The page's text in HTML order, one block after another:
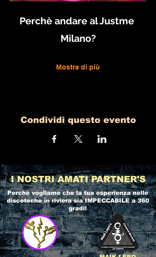
Perchè andare al Justme
Milano?
Mostra di più
Condividi questo evento
I NOSTRI AMATI PARTNER'S
Perchè vogliamo che la tua esperienza nelle
discoteche in rivierasia IMPECCABILE a 360
gradi!